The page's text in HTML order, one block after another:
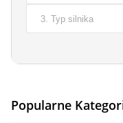
Popularne